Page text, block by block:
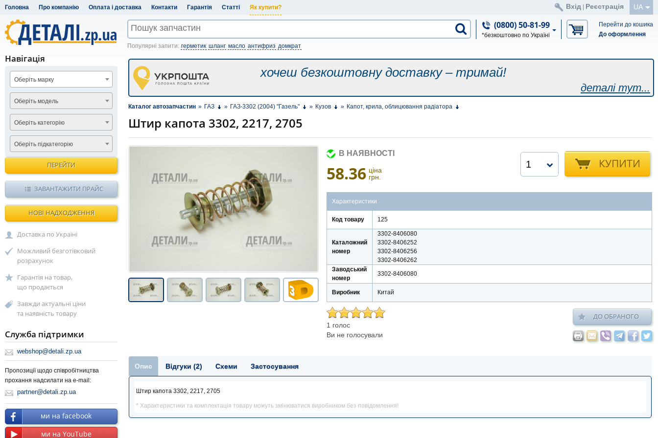
Головна Про компанію Оплата і доставка Контакти Гарантія Статті Як купити? UA
Вхід Реєстрація
(0800) 50-81-99
*безкоштовно по Україні
Перейти до кошика
До оформлення
Популярні запити: герметик шланг масло антифриз домкрат
хочеш безкоштовну доставку – тримай!
деталі тут...
Каталог автозапчастин » ГАЗ » ГАЗ-3302 (2004) "Газель" » Кузов » Капот, крила, облицювання радіатора
Штир капота 3302, 2217, 2705
В НАЯВНОСТІ
58.36 ціна
грн.
КУПИТИ
1
Характеристики
Код товару 125
Каталожний
номер
3302-8406080
3302-8406252
3302-8406256
3302-8406262
Заводський
номер
3302-8406080
Виробник Китай
1 голос
Ви не голосували
ДО ОБРАНОГО
Опис Відгуки (2) Схеми Застосування
Штир капота 3302, 2217, 2705
* Характеристики та комплектація товару можуть змінюватися виробником без повідомлення!
Навігація
Оберіть марку
Оберіть модель
Оберіть категорію
Оберіть підкатегорію
ПЕРЕЙТИ
ЗАВАНТАЖИТИ ПРАЙС
НОВІ НАДХОДЖЕННЯ
Доставка по Україні
Можливий безготівковий
розрахунок
Гарантія на товар,
що продається
Завжди актуальні ціни
та наявність товару
Служба підтримки
webshop@detali.zp.ua
Пропозиції щодо співробітництва
прохання надсилати на e-mail:
partner@detali.zp.ua
ми на facebook
ми на YouTube